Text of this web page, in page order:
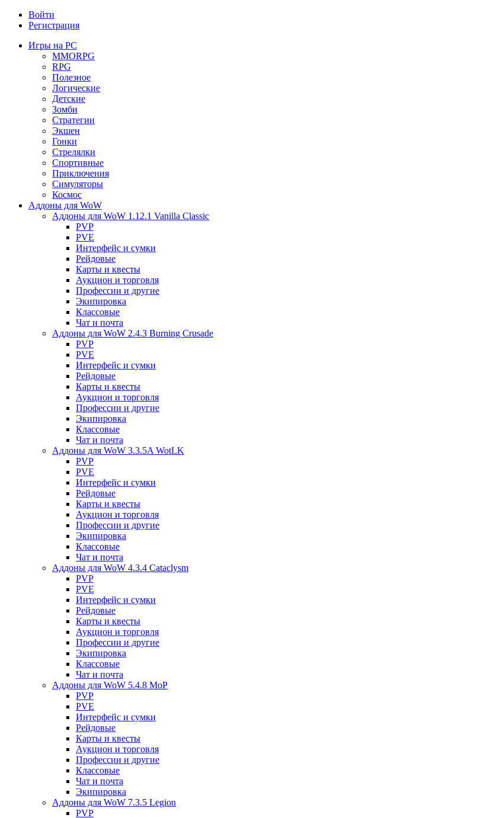
Войти
Регистрация
Игры на PC
MMORPG
RPG
Полезное
Логические
Детские
Зомби
Стратегии
Экшен
Гонки
Стрелялки
Спортивные
Приключения
Симуляторы
Космос
Аддоны для WoW
Аддоны для WoW 1.12.1 Vanilla Classic
PVP
PVE
Интерфейс и сумки
Рейдовые
Карты и квесты
Аукцион и торговля
Профессии и другие
Экипировка
Классовые
Чат и почта
Аддоны для WoW 2.4.3 Burning Crusade
PVP
PVE
Интерфейс и сумки
Рейдовые
Карты и квесты
Аукцион и торговля
Профессии и другие
Экипировка
Классовые
Чат и почта
Аддоны для WoW 3.3.5A WotLK
PVP
PVE
Интерфейс и сумки
Рейдовые
Карты и квесты
Аукцион и торговля
Профессии и другие
Экипировка
Классовые
Чат и почта
Аддоны для WoW 4.3.4 Cataclysm
PVP
PVE
Интерфейс и сумки
Рейдовые
Карты и квесты
Аукцион и торговля
Профессии и другие
Экипировка
Классовые
Чат и почта
Аддоны для WoW 5.4.8 MoP
PVP
PVE
Интерфейс и сумки
Рейдовые
Карты и квесты
Аукцион и торговля
Профессии и другие
Классовые
Чат и почта
Экипировка
Аддоны для WoW 7.3.5 Legion
PVP